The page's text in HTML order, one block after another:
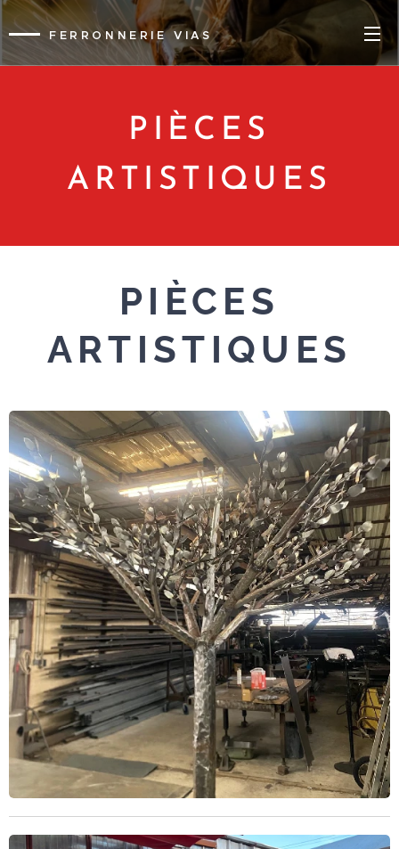
FERRONNERIE VIAS
PIÈCES
ARTISTIQUES
PIÈCES
ARTISTIQUES